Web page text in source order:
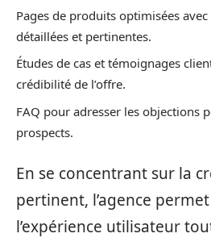
Pages de produits optimisées
détaillées et pertinentes.
Études de cas et témoignages
crédibilité de l’offre.
FAQ pour adresser les objections
prospects.
En se concentrant sur la
pertinent, l’agence
l’expérience utilisateur